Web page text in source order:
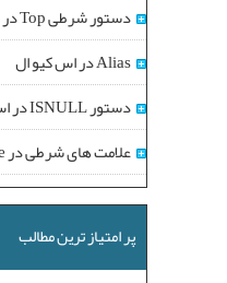
دستور شرطی Top در SQL
Alias در اس کیو ال
دستور ISNULL در اس کیو ال
علامت های شرطی در Like
پر امتیاز ترین مطالب